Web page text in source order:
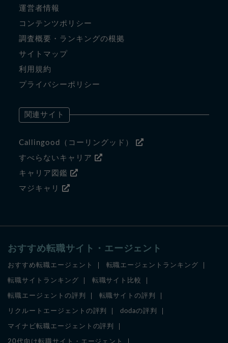
運営者情報
コンテンツポリシー
調査概要・ランキングの根拠
サイトマップ
利用規約
プライバシーポリシー
関連サイト
Callingood（コーリングッド）
すべらないキャリア
キャリア図鑑
マジキャリ
おすすめ転職サイト・エージェント
おすすめ転職エージェント 転職エージェントランキング
転職サイトランキング 転職サイト比較
転職エージェントの評判 転職サイトの評判
リクルートエージェントの評判 dodaの評判
マイナビ転職エージェントの評判